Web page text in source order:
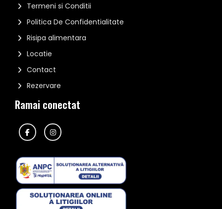
Termeni si Conditii
Politica De Confidentialitate
Risipa alimentara
Locatie
Contact
Rezervare
Ramai conectat